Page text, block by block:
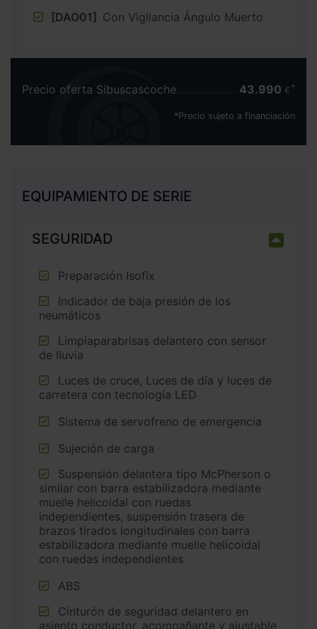
[DAO01] Con Vigilancia Ángulo Muerto
Precio oferta Sibuscascoche 43.990 €
*Precio sujeto a financiación
EQUIPAMIENTO DE SERIE
SEGURIDAD
Preparación Isofix
neumáticos
de lluvia
carretera con tecnología LED
Sistema de servofreno de emergencia
Sujeción de carga
similar con barra estabilizadora mediante
muelle helicoidal con ruedas
independientes, suspensión trasera de
brazos tirados longitudinales con barra
estabilizadora mediante muelle helicoidal
con ruedas independientes
ABS
asiento conductor, acompañante y ajustable